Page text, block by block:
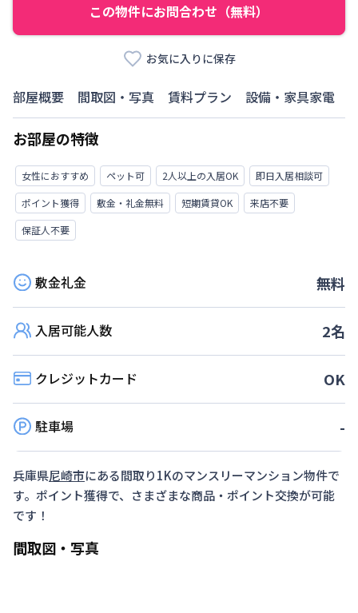
この物件にお問合わせ（無料）
お気に入りに保存
部屋概要 間取図・写真 賃料プラン 設備・家具家電
お部屋の特徴
女性におすすめ ペット可 2人以上の入居OK
即日入居相談可
ポイント獲得
敷金・礼金無料 短期賃貸OK
来店不要
保証人不要
敷金礼金 無料
入居可能人数 2名
クレジットカード OK
駐車場 -
兵庫県尼崎市にある間取り1Kのマンスリーマンション物件で
す。ポイント獲得で、さまざまな商品・ポイント交換が可能
です！
間取図・写真